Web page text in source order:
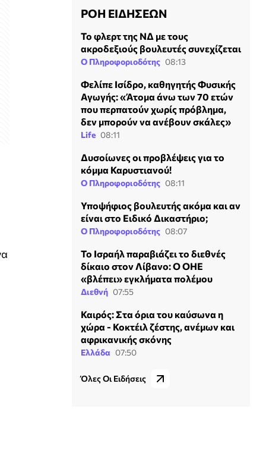
ΡΟΗ ΕΙΔΗΣΕΩΝ
Το φλερτ της ΝΔ με τους
ακροδεξιούς βουλευτές συνεχίζεται
Ο Πληροφοριοδότης 08:13
Φελίπε Ισίδρο, καθηγητής Φυσικής
Αγωγής: «Άτομα άνω των 70 ετών
που περπατούν χωρίς πρόβλημα,
δεν μπορούν να ανέβουν σκάλες»
Life 08:11
Δυσοίωνες οι προβλέψεις για το
κόμμα Καρυστιανού!
Ο Πληροφοριοδότης 08:11
Υποψήφιος βουλευτής ακόμα και αν
είναι στο Ειδικό Δικαστήριο;
Ο Πληροφοριοδότης 08:07
Το Ισραήλ παραβιάζει το διεθνές
δίκαιο στον Λίβανο: Ο ΟΗΕ
«βλέπει» εγκλήματα πολέμου
Διεθνή 07:55
Καιρός: Στα όρια του καύσωνα η
χώρα - Κοκτέιλ ζέστης, ανέμων και
αφρικανικής σκόνης
Ελλάδα 07:50
Όλες Οι Ειδήσεις